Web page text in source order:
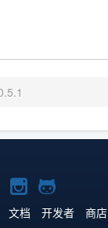
Instagram
主
GitHub
主
文档 开发者 商店